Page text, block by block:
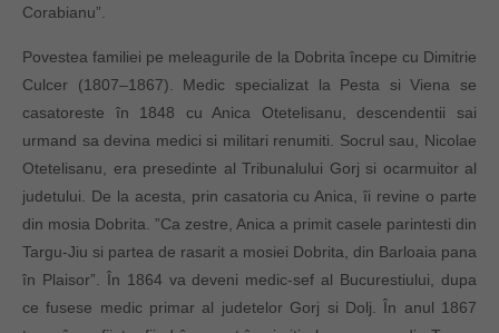
Corabianu”.
Povestea familiei pe meleagurile de la Dobrita începe cu Dimitrie
Culcer (1807–1867). Medic specializat la Pesta si Viena se
casatoreste în 1848 cu Anica Otetelisanu, descendentii sai
urmand sa devina medici si militari renumiti. Socrul sau, Nicolae
Otetelisanu, era presedinte al Tribunalului Gorj si ocarmuitor al
judetului. De la acesta, prin casatoria cu Anica, îi revine o parte
din mosia Dobrita. ”Ca zestre, Anica a primit casele parintesti din
Targu-Jiu si partea de rasarit a mosiei Dobrita, din Barloaia pana
în Plaisor”. În 1864 va deveni medic-sef al Bucurestiului, dupa
ce fusese medic primar al judetelor Gorj si Dolj. În anul 1867